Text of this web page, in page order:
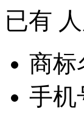
已有
商标
手机